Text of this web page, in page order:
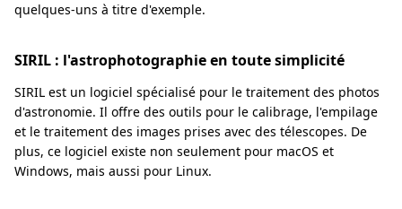
quelques-uns à titre d'exemple.
SIRIL : l'astrophotographie en toute simplicité
SIRIL est un logiciel spécialisé pour le traitement des photos
d'astronomie. Il offre des outils pour le calibrage, l'empilage
et le traitement des images prises avec des télescopes. De
plus, ce logiciel existe non seulement pour macOS et
Windows, mais aussi pour Linux.